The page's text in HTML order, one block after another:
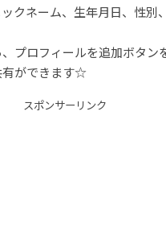
クネーム、生年月日、性別
プロフィールを追加ボタン
有ができます☆
スポンサーリンク